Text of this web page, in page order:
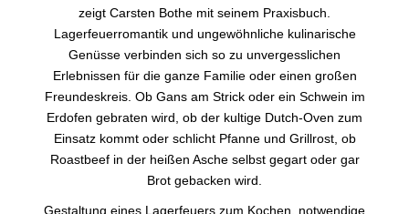
zeigt Carsten Bothe mit seinem Praxisbuch.
Lagerfeuerromantik und ungewöhnliche kulinarische
Genüsse verbinden sich so zu unvergesslichen
Erlebnissen für die ganze Familie oder einen großen
Freundeskreis. Ob Gans am Strick oder ein Schwein im
Erdofen gebraten wird, ob der kultige Dutch-Oven zum
Einsatz kommt oder schlicht Pfanne und Grillrost, ob
Roastbeef in der heißen Asche selbst gegart oder gar
Brot gebacken wird.
Gestaltung eines Lagerfeuers zum Kochen, notwendige